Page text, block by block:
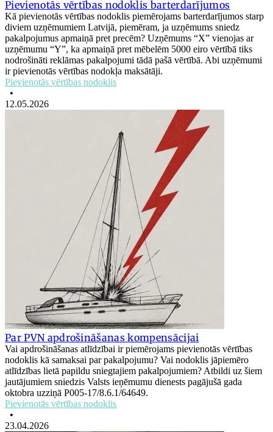
Pievienotās vērtības nodoklis barterdarījumos
Kā pievienotās vērtības nodoklis piemērojams barterdarījumos starp
diviem uzņēmumiem Latvijā, piemēram, ja uzņēmums sniedz
pakalpojumus apmaiņā pret precēm? Uzņēmums “X” vienojas ar
uzņēmumu “Y”, ka apmaiņā pret mēbelēm 5000 eiro vērtībā tiks
nodrošināti reklāmas pakalpojumi tādā pašā vērtībā. Abi uzņēmumi
ir pievienotās vērtības nodokļa maksātāji.
Pievienotās vērtības nodoklis
•
12.05.2026
Par PVN apdrošināšanas kompensācijai
Vai apdrošināšanas atlīdzībai ir piemērojams pievienotās vērtības
nodoklis kā samaksai par pakalpojumu? Vai nodoklis jāpiemēro
atlīdzības lietā papildu sniegtajiem pakalpojumiem? Atbildi uz šiem
jautājumiem sniedzis Valsts ieņēmumu dienests pagājušā gada
oktobra uzziņā P005-17/8.6.1/64649.
Pievienotās vērtības nodoklis
•
23.04.2026